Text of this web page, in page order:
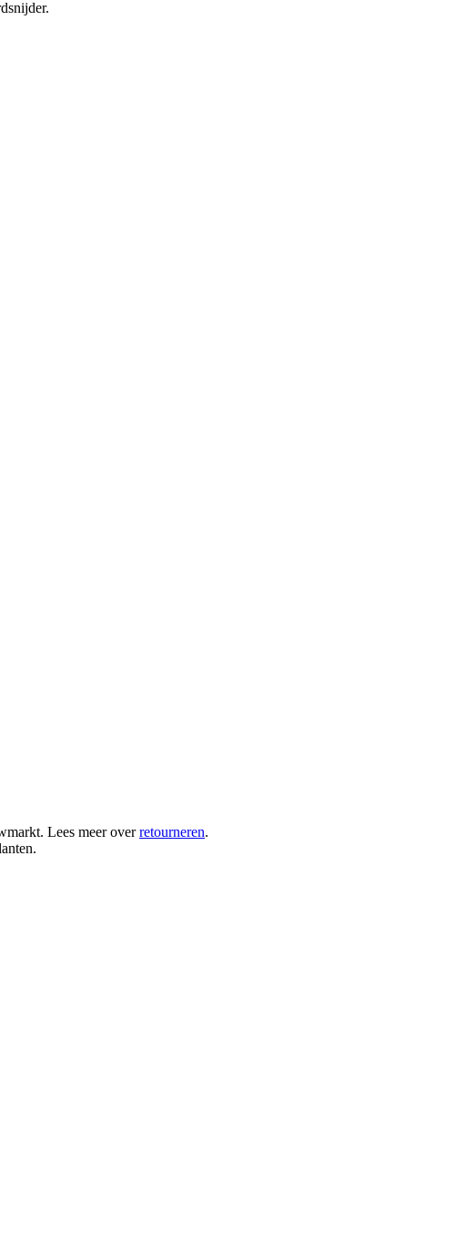
Lees meer overretourneren.